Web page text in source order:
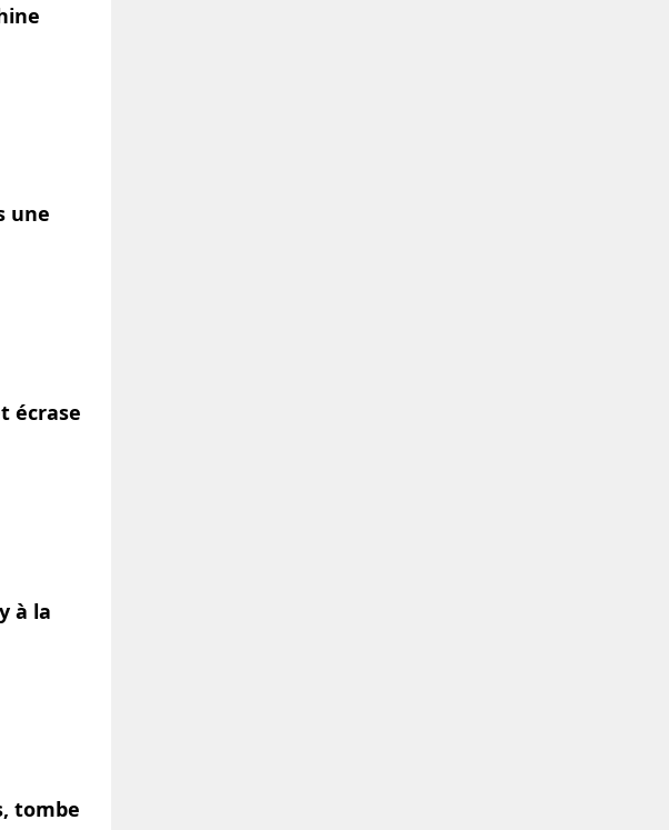
une
écrase
à la
tombe